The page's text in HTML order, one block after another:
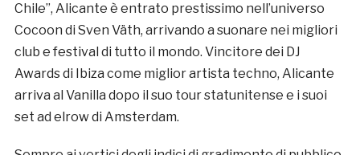
Chile”, Alicante è entrato prestissimo nell’universo
Cocoon di Sven Väth, arrivando a suonare nei migliori
club e festival di tutto il mondo. Vincitore dei DJ
Awards di Ibiza come miglior artista techno, Alicante
arriva al Vanilla dopo il suo tour statunitense e i suoi
set ad elrow di Amsterdam.